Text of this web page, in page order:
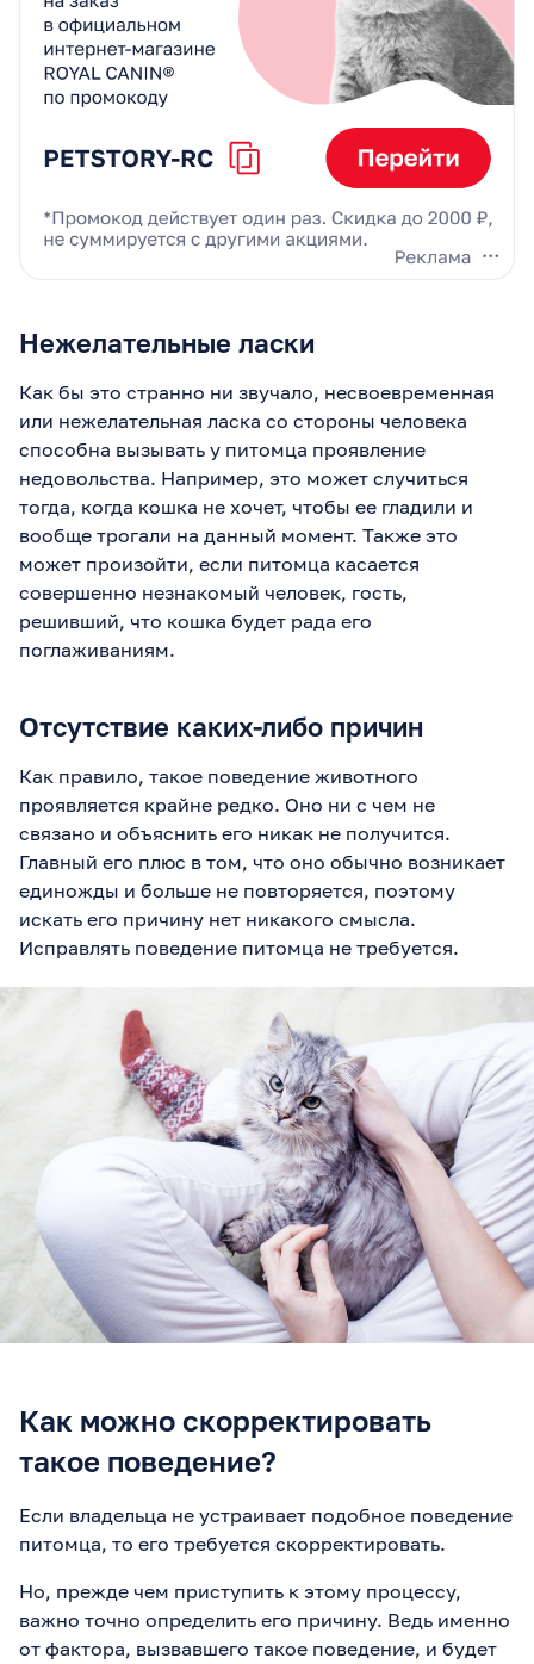
пару дней — привык.
Хвалим вкусняшками за
лоток! Через неделю
отучили полностью —
теперь только в лоток,
спит с нами чистенький!
Если ваша кошка гадит
на кровать, сначала
здоровье + лоток, потом
стресс. Работает для
котят и взрослых. Кто
пробовал — пишите в
комменты!"
Нежелательные ласки
Как бы это странно ни звучало, несвоевременная
или нежелательная ласка со стороны человека
способна вызывать у питомца проявление
недовольства. Например, это может случиться
тогда, когда кошка не хочет, чтобы ее гладили и
вообще трогали на данный момент. Также это
может произойти, если питомца касается
совершенно незнакомый человек, гость,
решивший, что кошка будет рада его
поглаживаниям.
Отсутствие каких-либо причин
Как правило, такое поведение животного
проявляется крайне редко. Оно ни с чем не
связано и объяснить его никак не получится.
Главный его плюс в том, что оно обычно возникает
единожды и больше не повторяется, поэтому
искать его причину нет никакого смысла.
Исправлять поведение питомца не требуется.
Как можно скорректировать
такое поведение?
Если владельца не устраивает подобное поведение
питомца, то его требуется скорректировать.
Но, прежде чем приступить к этому процессу,
важно точно определить его причину. Ведь именно
от фактора, вызвавшего такое поведение, и будет